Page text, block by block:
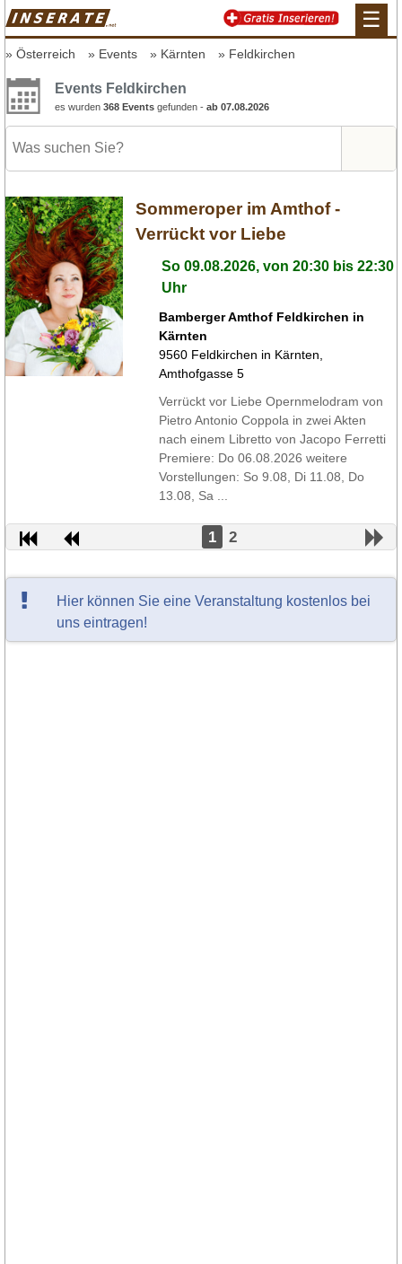
☰
Österreich Events Kärnten Feldkirchen
Events Feldkirchen
es wurden 368 Events gefunden - ab 07.08.2026
Sommeroper im Amthof -
Verrückt vor Liebe
So 09.08.2026, von 20:30 bis 22:30
Uhr
Bamberger Amthof Feldkirchen in
Kärnten
9560 Feldkirchen in Kärnten
Amthofgasse 5
Verrückt vor Liebe Opernmelodram von
Pietro Antonio Coppola in zwei Akten
nach einem Libretto von Jacopo Ferretti
Premiere: Do 06.08.2026 weitere
Vorstellungen: So 9.08, Di 11.08, Do
13.08, Sa ...
1 2
Hier können Sie eine Veranstaltung kostenlos bei
uns eintragen!